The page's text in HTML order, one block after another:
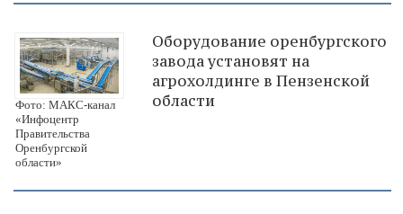
Фото: МАКС-канал
«Инфоцентр
Правительства
Оренбургской
области»
Оборудование оренбургского
завода установят на
агрохолдинге в Пензенской
области